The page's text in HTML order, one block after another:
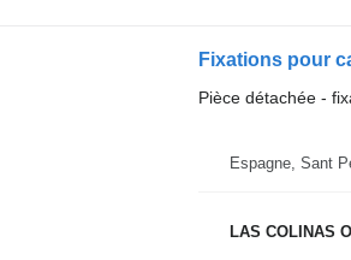
Fixations pour
Pièce détachée -
Espagne, Sant
LAS COLINAS